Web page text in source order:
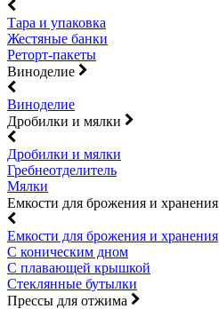
Тара и упаковка
Жестяные банки
Реторт-пакеты
Виноделие
Виноделие
Дробилки и мялки
Дробилки и мялки
Гребнеотделитель
Мялки
Емкости для брожения и хранения
Емкости для брожения и хранения
С коническим дном
С плавающей крышкой
Стеклянные бутылки
Прессы для отжима